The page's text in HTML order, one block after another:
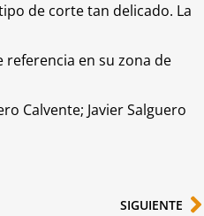
de corte tan delicado. La
referencia en su zona de
Calvente; Javier Salguero
SIGUIENTE